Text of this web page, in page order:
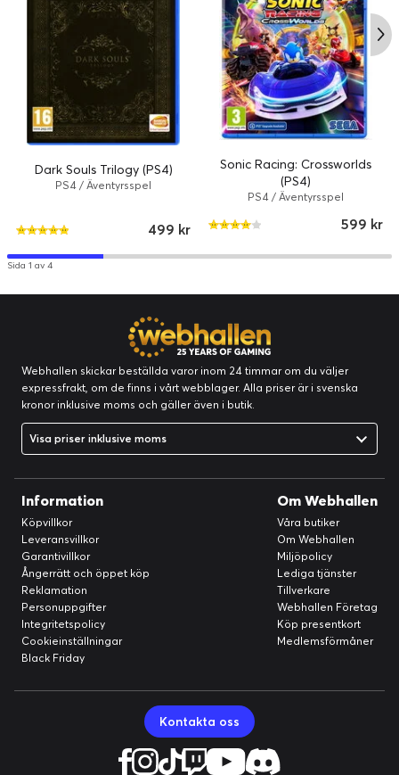
Dark Souls Trilogy (PS4)
PS4 / Äventyrsspel
499 kr
Sonic Racing: Crossworlds
(PS4)
PS4 / Äventyrsspel
599 kr
Sida 1 av 4
Webhallen skickar beställda varor inom 24 timmar om du väljer
expressfrakt, om de finns i vårt webblager. Alla priser är i svenska
kronor inklusive moms och gäller även i butik.
Visa priser inklusive moms
Information
Köpvillkor
Leveransvillkor
Garantivillkor
Ångerrätt och öppet köp
Reklamation
Personuppgifter
Integritetspolicy
Cookieinställningar
Black Friday
Om Webhallen
Våra butiker
Om Webhallen
Miljöpolicy
Lediga tjänster
Tillverkare
Webhallen Företag
Köp presentkort
Medlemsförmåner
Kontakta oss